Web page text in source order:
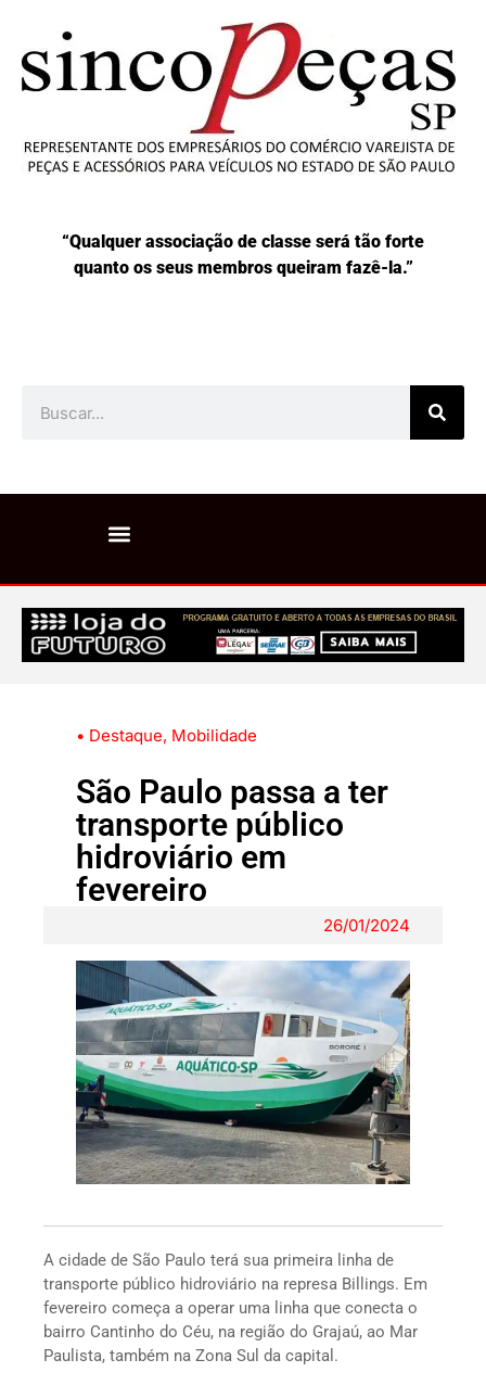
“Qualquer associação de classe será tão forte
quanto os seus membros queiram fazê-la.”
• Destaque, Mobilidade
São Paulo passa a ter
transporte público
hidroviário em
fevereiro
26/01/2024
A cidade de São Paulo terá sua primeira linha de
transporte público hidroviário na represa Billings. Em
fevereiro começa a operar uma linha que conecta o
bairro Cantinho do Céu, na região do Grajaú, ao Mar
Paulista, também na Zona Sul da capital.